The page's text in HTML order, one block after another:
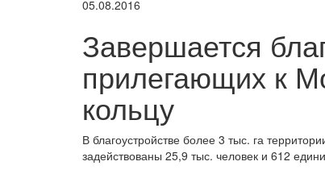
05.08.2016
Завершается
прилегающих к
кольцу
В благоустройстве более 3 тыс. га
задействованы 25,9 тыс. человек и 612